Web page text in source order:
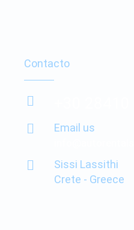
Contacto
Email us
Sissi Lassithi
Crete - Greece